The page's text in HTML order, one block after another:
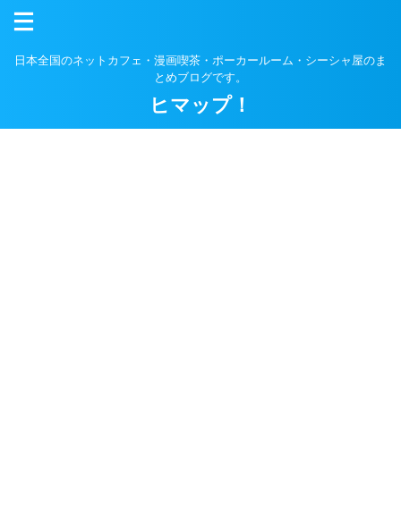
日本全国のネットカフェ・漫画喫茶・ポーカールーム・シーシャ屋のま
とめブログです。
ヒマップ！